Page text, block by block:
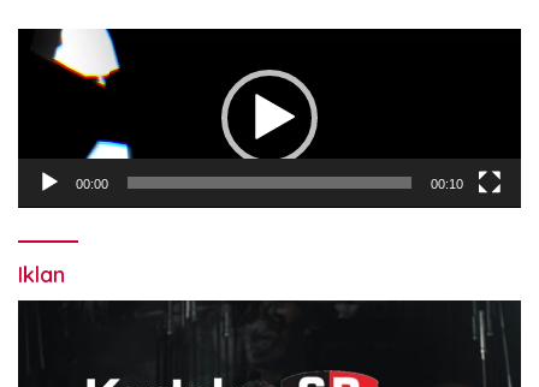
Pemutar
Video
00:00 00:10
Iklan